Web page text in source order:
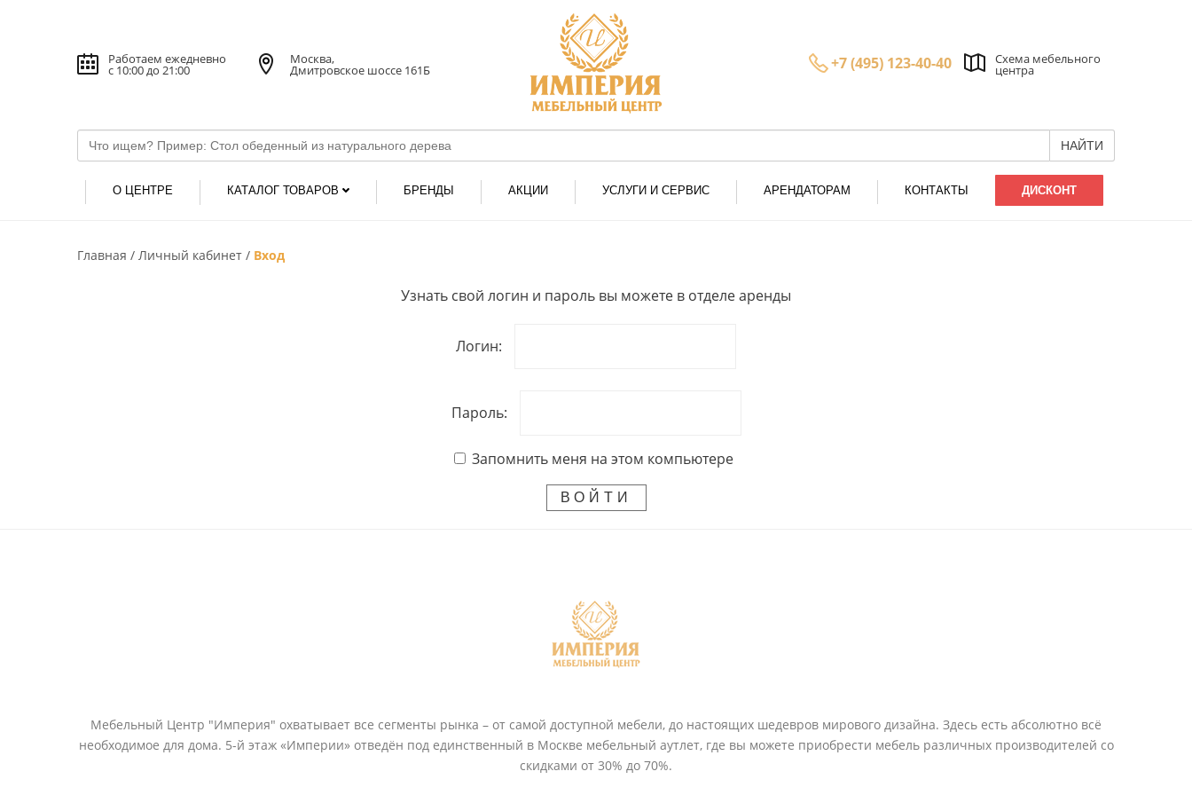
Работаем ежедневно
с 10:00 до 21:00
Москва,
Дмитровское шоссе 161Б
Схема мебельного
центра
+7 (495) 123-40-40
НАЙТИ
О ЦЕНТРЕ КАТАЛОГ ТОВАРОВ БРЕНДЫ АКЦИИ УСЛУГИ И СЕРВИС АРЕНДАТОРАМ КОНТАКТЫ ДИСКОНТ
Главная Личный кабинет Вход
Узнать свой логин и пароль вы можете в отделе аренды
Логин:
Пароль:
Запомнить меня на этом компьютере
ВОЙТИ
Мебельный Центр "Империя" охватывает все сегменты рынка – от самой доступной мебели, до настоящих шедевров мирового дизайна. Здесь есть абсолютно всё
необходимое для дома. 5-й этаж «Империи» отведён под единственный в Москве мебельный аутлет, где вы можете приобрести мебель различных производителей со
скидками от 30% до 70%.